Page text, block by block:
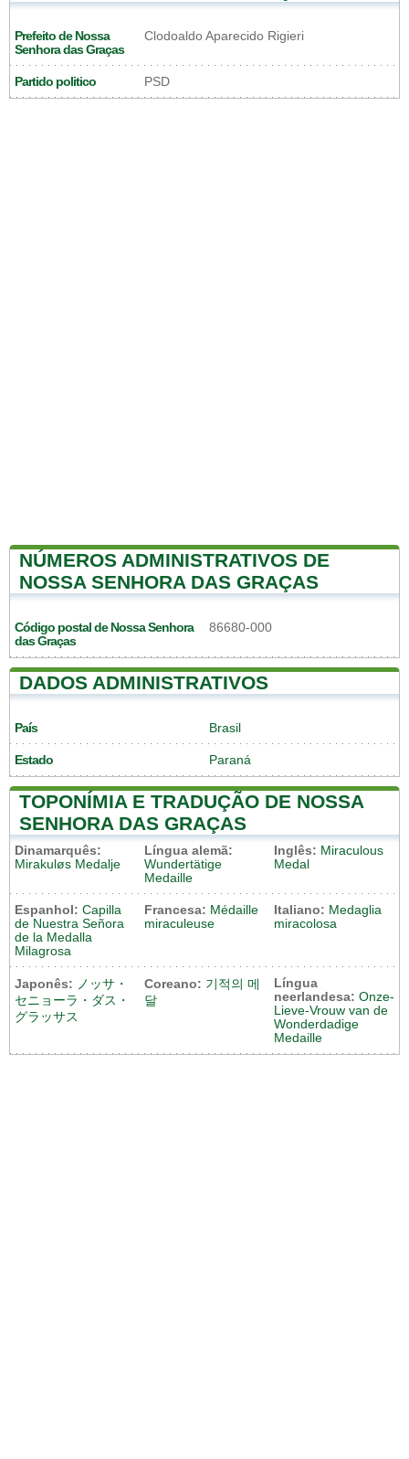
Prefeito de Nossa
Senhora das Graças
Clodoaldo Aparecido Rigieri
Partido politico PSD
NÚMEROS ADMINISTRATIVOS DE
NOSSA SENHORA DAS GRAÇAS
Código postal de Nossa Senhora
das Graças
86680-000
DADOS ADMINISTRATIVOS
País Brasil
Estado Paraná
TOPONÍMIA E TRADUÇÃO DE NOSSA
SENHORA DAS GRAÇAS
Dinamarquês:
Mirakuløs Medalje
Língua alemã:
Wundertätige
Medaille
Inglês: Miraculous
Medal
Espanhol: Capilla
de Nuestra Señora
de la Medalla
Milagrosa
Francesa: Médaille
miraculeuse
Italiano: Medaglia
miracolosa
Japonês: ノッサ・
セニョーラ・ダス・
グラッサス
Coreano: 기적의 메
달
Língua
neerlandesa: Onze-
Lieve-Vrouw van de
Wonderdadige
Medaille